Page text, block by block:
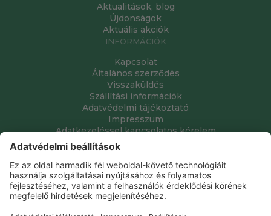
Aktualitások, blog
Újdonságok
Aktuális akciók
INFORMÁCIÓK
Kapcsolat
Általános szerződés
Visszaküldés
Szállítási információk
Adatvédelmi tájékoztató
Impresszum
Adatkezeléssel kapcsolatos kérelem